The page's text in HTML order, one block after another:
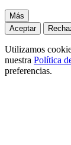
Más
Aceptar
Utilizamos
nuestra Política
preferencias.